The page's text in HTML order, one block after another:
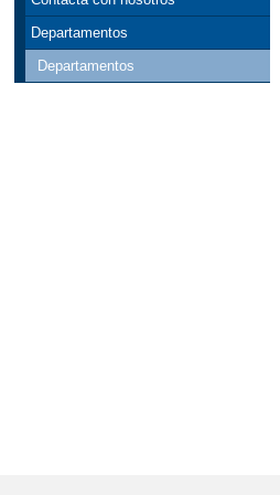
Departamentos
Departamentos